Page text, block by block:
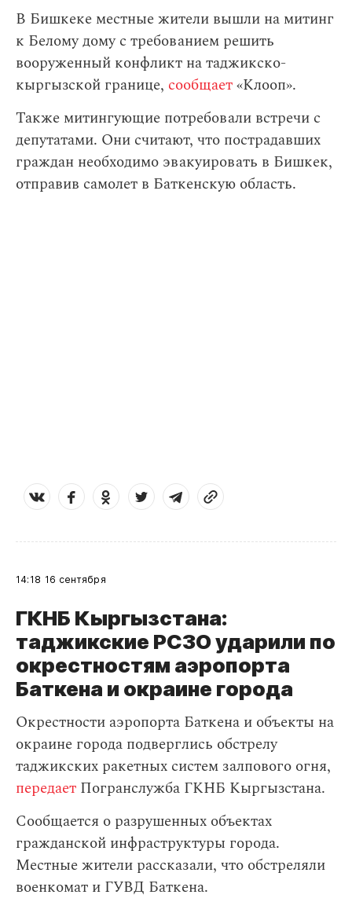
В Бишкеке местные жители вышли на митинг
к Белому дому с требованием решить
вооруженный конфликт на таджикско-
кыргызской границе, сообщает«Клооп».
Также митингующие потребовали встречи с
депутатами. Они считают, что пострадавших
граждан необходимо эвакуировать в Бишкек,
отправив самолет в Баткенскую область.
14:18 16 сентября
ГКНБ Кыргызстана:
таджикские РСЗО ударили по
окрестностям аэропорта
Баткена и окраине города
Окрестности аэропорта Баткена и объекты на
окраине города подверглись обстрелу
таджикских ракетных систем залпового огня,
передает Погранслужба ГКНБ Кыргызстана.
Сообщается о разрушенных объектах
гражданской инфраструктуры города.
Местные жители рассказали, что обстреляли
военкомат и ГУВД Баткена.